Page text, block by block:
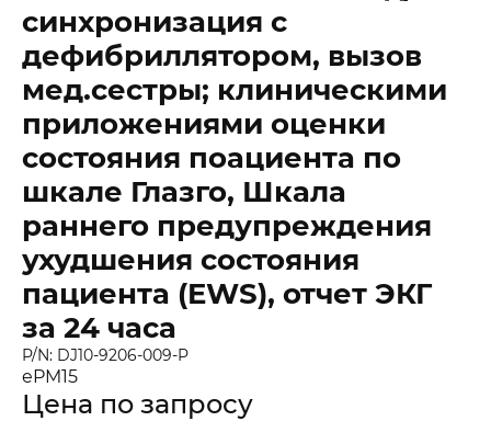
синхронизация с
дефибриллятором, вызов
мед.сестры; клиническими
приложениями оценки
состояния поациента по
шкале Глазго, Шкала
раннего предупреждения
ухудшения состояния
пациента (EWS), отчет ЭКГ
за 24 часа
P/N: DJ10-9206-009-P
ePM15
Цена по запросу
Ваше КП скоро будет доставлено на почту
Мы скоро с вами свяжемся
Заказать звонок
Оставьте ваши контакты ниже и
мы подготовим для вас
Быстрая покупка
Выбранные товары
Ваша корзина пуста
Оставьте ваши контакты ниже и
мы подготовим для вас